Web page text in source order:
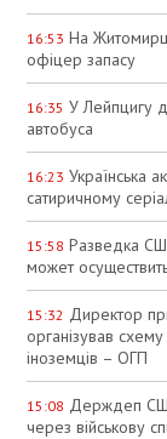
16:53 На
офіцер запасу
16:35 У Лейпцигу
автобуса
16:23 Українська
сатиричному
15:58 Разведка
может
15:32 Директор
організував
іноземців – ОГП
15:08 Держдеп
через військову